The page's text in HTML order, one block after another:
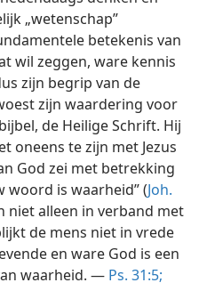
„wetenschap”
betekenis van
wil zeggen, ware kennis
zijn begrip van de
zijn waardering voor
de Heilige Schrift. Hij
oneens te zijn met Jezus
God zei met betrekking
woord is waarheid” (Joh.
niet alleen in verband met
de mens niet in vrede
en ware God is een
waarheid. — Ps. 31:5;